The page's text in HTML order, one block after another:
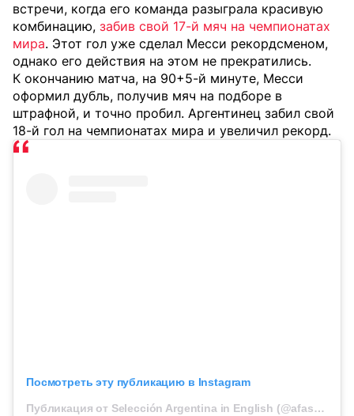
встречи, когда его команда разыграла красивую
комбинацию, забив свой 17-й мяч на чемпионатах
мира. Этот гол уже сделал Месси рекордсменом,
однако его действия на этом не прекратились.
К окончанию матча, на 90+5-й минуте, Месси
оформил дубль, получив мяч на подборе в
штрафной, и точно пробил. Аргентинец забил свой
18-й гол на чемпионатах мира и увеличил рекорд.
Посмотреть эту публикацию в Instagram
Публикация от Selección Argentina in English (@afaseleccionen)